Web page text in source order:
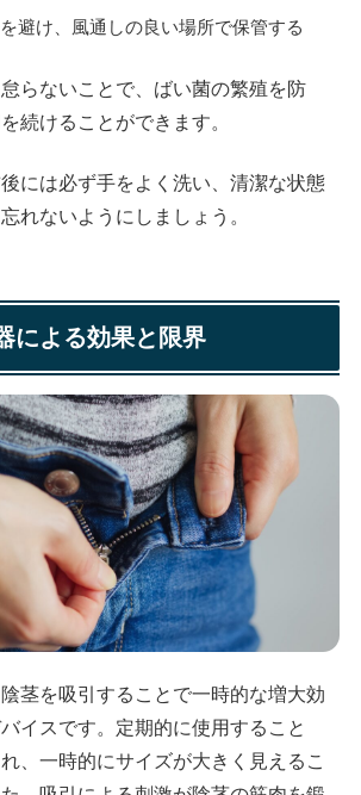
避け、風通しの良い場所で保管する
らないことで、ばい菌の繁殖を防
続けることができます。
には必ず手をよく洗い、清潔な状態
れないようにしましょう。
による効果と限界
茎を吸引することで一時的な増大効
イスです。定期的に使用すること
、一時的にサイズが大きく見えるこ